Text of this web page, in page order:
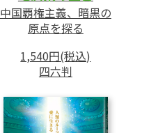
れた」
させ、日本を護れ
代」である中国史
中国覇権主義、暗黒の
原点を探る
1,540円(税込)
四六判